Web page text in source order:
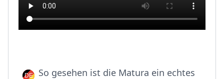
So gesehen ist die Matura ein echtes